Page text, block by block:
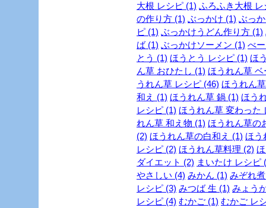
大根 レシピ (1) ふろふき大根
の作り方 (1) ぶっかけ (1) ぶっ
ピ (1) ぶっかけうどん作り方 (1)
ば (1) ぶっかけソーメン (1) べ
とう (1) ほうとう レシピ (1) ほ
ん草 おひたし (1) ほうれん草 ベ
うれん草 レシピ (46) ほうれん
和え (1) ほうれん草 鍋 (1) ほう
レシピ (1) ほうれん草 変わった
れん草 和え物 (1) ほうれん草の
(2) ほうれん草の白和え (1) ほう
レシピ (2) ほうれん草料理 (2)
ダイエット (2) まいたけ レシピ
やさしい (4) みかん (1) みぞれ
レシピ (3) みつば 生 (1) みょう
レシピ (4) むかご (1) むかご レ